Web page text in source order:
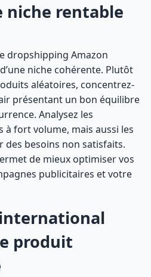
niche rentable
dropshipping Amazon
niche cohérente. Plutôt
aléatoires, concentrez-
présentant un bon équilibre
Analysez les
à fort volume, mais aussi les
des besoins non satisfaits.
de mieux optimiser vos
publicitaires et votre
produit